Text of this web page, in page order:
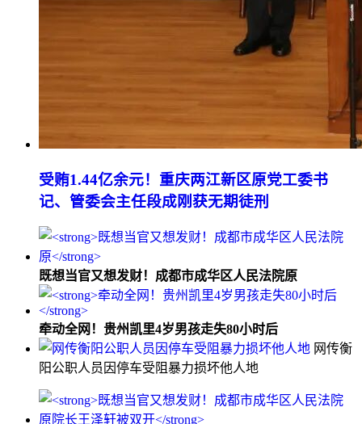
受贿1.44亿余元！重庆两江新区原党工委书
记、管委会主任段成刚获无期徒刑
既想当官又想发财！成都市成华区人民法院原
牵动全网！贵州凯里4岁男孩走失80小时后
网传衡
阳公职人员因停车受阻暴力损坏他人地